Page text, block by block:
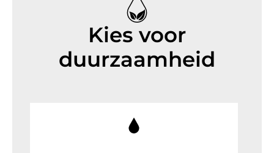
Kies voor
duurzaamheid